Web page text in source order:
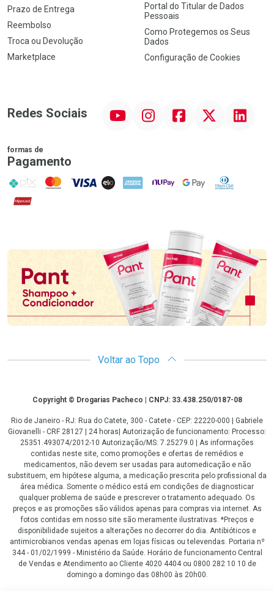
Prazo de Entrega
Reembolso
Troca ou Devolução
Marketplace
Portal do Titular de Dados
Pessoais
Como Protegemos os Seus
Dados
Configuração de Cookies
Redes Sociais InstagramFacebook Linkedin
formas de
Pagamento
PIX MasterCard
VISA ELO AMEX NuPay Google PayDiners Club
Hipercard
Promoção em Destaque
Voltar ao Topo
CopyrightCopyright © Drogarias Pacheco | CNPJ: 33.438.250/0187-08
Rio de Janeiro - RJ: Rua do Catete, 300 - Catete - CEP: 22220-000 | Gabriele
Giovanelli - CRF 28127 | 24 horas| Autorização de funcionamento: Processo:
25351.493074/2012-10 Autorização/MS: 7.25279.0 | As informações
contidas neste site, como promoções e ofertas de remédios e
medicamentos, não devem ser usadas para automedicação e não
substituem, em hipótese alguma, a medicação prescrita pelo profissional da
área médica. Somente o médico está em condições de diagnosticar
qualquer problema de saúde e prescrever o tratamento adequado. Os
preços e as promoções são válidos apenas para compras via internet. As
fotos contidas em nosso site são meramente ilustrativas. *Preços e
disponibilidade sujeitos a alterações no decorrer do dia. Antibióticos e
antimicrobianos vendas apenas em lojas físicas ou televendas. Portaria nº
344 - 01/02/1999 - Ministério da Saúde. Horário de funcionamento Central
de Vendas e Atendimento ao Cliente 4020 4404 ou 0800 282 10 10 de
domingo a domingo das 08h00 às 20h00.